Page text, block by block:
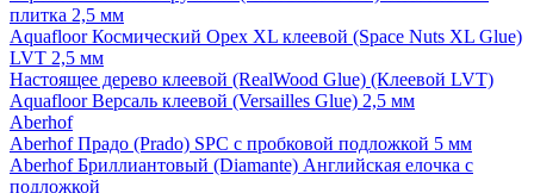
плитка 2,5 мм
Aquafloor Космический Орех XL клеевой (Space Nuts XL Glue)
LVT 2,5 мм
Настоящее дерево клеевой (RealWood Glue) (Клеевой LVT)
Aquafloor Версаль клеевой (Versailles Glue) 2,5 мм
Aberhof
Aberhof Прадо (Prado) SPC с пробковой подложкой 5 мм
Aberhof Бриллиантовый (Diamante) Английская елочка с
подложкой